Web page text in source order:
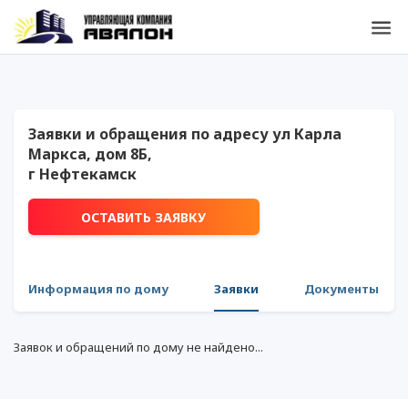
Заявки и обращения по адресу ул Карла
Маркса, дом 8Б,
г Нефтекамск
ОСТАВИТЬ ЗАЯВКУ
Информация по дому Заявки Документы
Заявок и обращений по дому не найдено...